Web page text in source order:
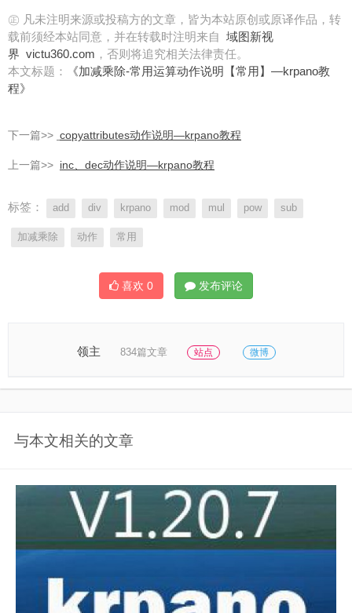
㊣ 凡未注明来源或投稿方的文章，皆为本站原创或原译作品，转
载前须经本站同意，并在转载时注明来自 域图新视
界 victu360.com ，否则将追究相关法律责任。
本文标题：
《加减乘除-常用运算动作说明【常用】—krpano教
程》
下一篇>> copyattributes动作说明—krpano教程
上一篇>> inc、dec动作说明—krpano教程
标签： add div krpano mod mul pow sub
加减乘除 动作 常用
喜欢 0 发布评论
领主 834篇文章 站点 微博
与本文相关的文章